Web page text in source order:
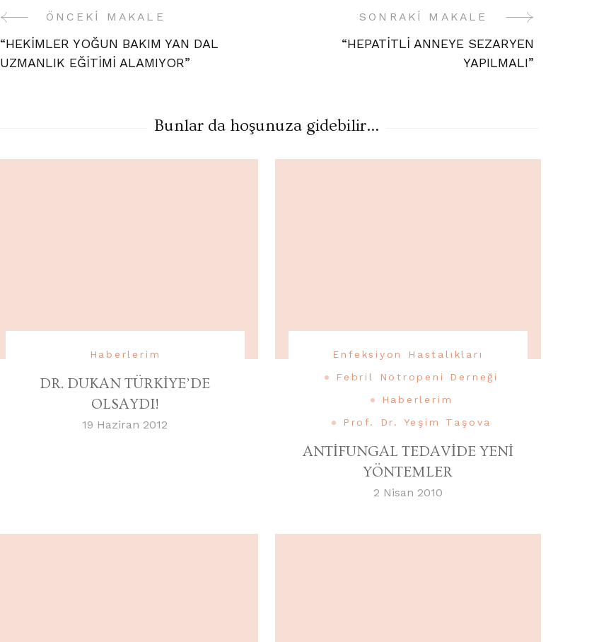
Yazı
Gezinme
ÖNCEKI MAKALE
“HEKİMLER YOĞUN BAKIM YAN DAL
UZMANLIK EĞİTİMİ ALAMIYOR”
SONRAKI MAKALE
“HEPATİTLİ ANNEYE SEZARYEN
YAPILMALI”
Bunlar da hoşunuza gidebilir...
Haberlerim
DR. DUKAN TÜRKİYE’DE
OLSAYDI!
19 Haziran 2012
Enfeksiyon Hastalıkları
Febril Nötropeni Derneği
Haberlerim
Prof. Dr. Yeşim Taşova
ANTİFUNGAL TEDAVİDE YENİ
YÖNTEMLER
2 Nisan 2010